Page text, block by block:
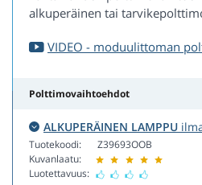
alkuperäinen tai
VIDEO - moduulittoman
Polttimovaihtoehdot
ALKUPERÄINEN LAMPPU
Tuotekoodi:
Kuvanlaatu:
Luotettavuus:
Z39693OOB